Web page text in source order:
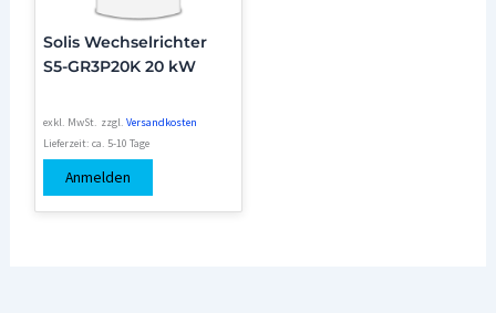
Solis Wechselrichter
S5-GR3P20K 20 kW
exkl. MwSt. zzgl.Versandkosten
Lieferzeit:ca. 5-10 Tage
Anmelden